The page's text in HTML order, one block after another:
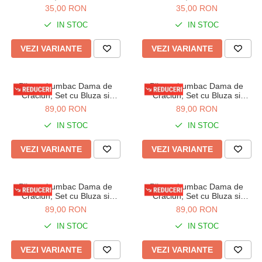
35,00 RON
IN STOC
VEZI VARIANTE
35,00 RON
IN STOC
VEZI VARIANTE
Pijama bumbac Dama de
Craciun, Set cu Bluza si
Pantaloni lungi, rosu 01014
89,00 RON
IN STOC
VEZI VARIANTE
Pijama bumbac Dama de
Craciun, Set cu Bluza si
Pantaloni lungi, rosu 01012
89,00 RON
IN STOC
VEZI VARIANTE
Pijama bumbac Dama de
Craciun, Set cu Bluza si
Pantaloni lungi, rosu 01018-2
89,00 RON
IN STOC
VEZI VARIANTE
Pijama bumbac Dama de
Craciun, Set cu Bluza si
Pantaloni lungi, bleumarin
01011
89,00 RON
IN STOC
VEZI VARIANTE